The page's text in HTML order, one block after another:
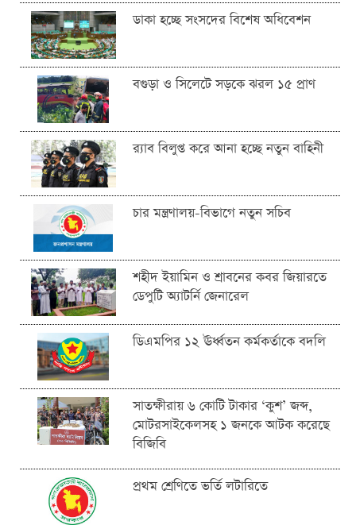
ডাকা হচ্ছে সংসদের বিশেষ অধিবেশন
বগুড়া ও সিলেটে সড়কে ঝরল ১৫ প্রাণ
র‍্যাব বিলুপ্ত করে আনা হচ্ছে নতুন বাহিনী
চার মন্ত্রণালয়-বিভাগে নতুন সচিব
শহীদ ইয়ামিন ও শ্রাবনের কবর জিয়ারতে
ডেপুটি অ্যাটর্নি জেনারেল
ডিএমপির ১২ ঊর্ধ্বতন কর্মকর্তাকে বদলি
সাতক্ষীরায় ৬ কোটি টাকার ‘কুশ’ জব্দ,
মোটরসাইকেলসহ ১ জনকে আটক করেছে
বিজিবি
প্রথম শ্রেণিতে ভর্তি লটারিতে